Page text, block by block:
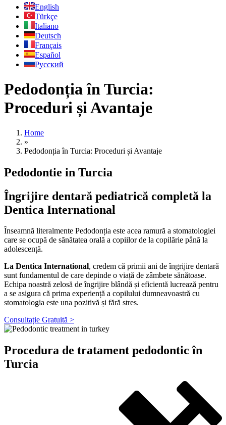
English
Türkçe
Italiano
Deutsch
Français
Español
Русский
Pedodonția în Turcia:
Proceduri și Avantaje
Home
»
Pedodonția în Turcia: Proceduri și Avantaje
Pedodontie in Turcia
Îngrijire dentară pediatrică completă la
Dentica International
Înseamnă literalmente Pedodonția este acea ramură a stomatologiei
care se ocupă de sănătatea orală a copiilor de la copilărie până la
adolescență.
La Dentica International, credem că primii ani de îngrijire dentară
sunt fundamentul de care depinde o viață de zâmbete sănătoase.
Echipa noastră zelosă de îngrijire blândă și eficientă lucrează pentru
a se asigura că prima experiență a copilului dumneavoastră cu
stomatologia este una pozitivă și fără stres.
Consultație Gratuită >
Procedura de tratament pedodontic în
Turcia